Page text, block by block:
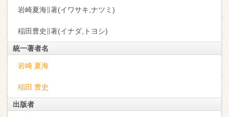
岩崎夏海∥著(イワサキ,ナツミ)
稲田豊史∥著(イナダ,トヨシ)
統一著者名
岩崎 夏海
稲田 豊史
出版者